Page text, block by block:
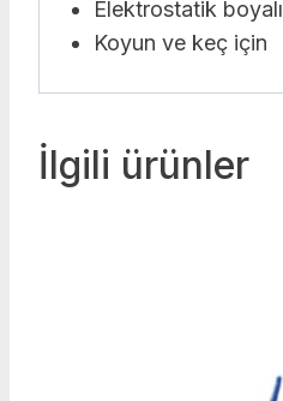
Elektrostatik boyalı
Koyun ve keç için
İlgili ürünler